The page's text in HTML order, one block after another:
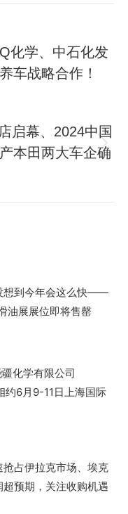
化学、中石化发
车战略合作！
启幕、2024中国
本田两大车企确
想到今年会这么快——
油展展位即将售罄
化学有限公司
约6月9-11日上海国际
占伊拉克市场、埃克
预期，关注收购机遇